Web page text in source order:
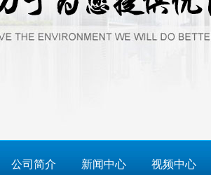
公司简介 新闻中心 视频中心